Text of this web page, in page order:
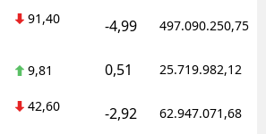
91,40 -4,99 497.090.250,75
9,81 0,51 25.719.982,12
42,60 -2,92 62.947.071,68